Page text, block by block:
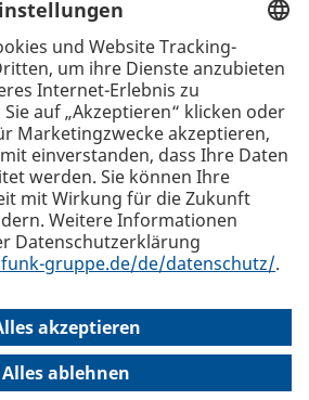
Empfehlung. Funk.
welcome(at)funk-austria.com
und Risk Consultant